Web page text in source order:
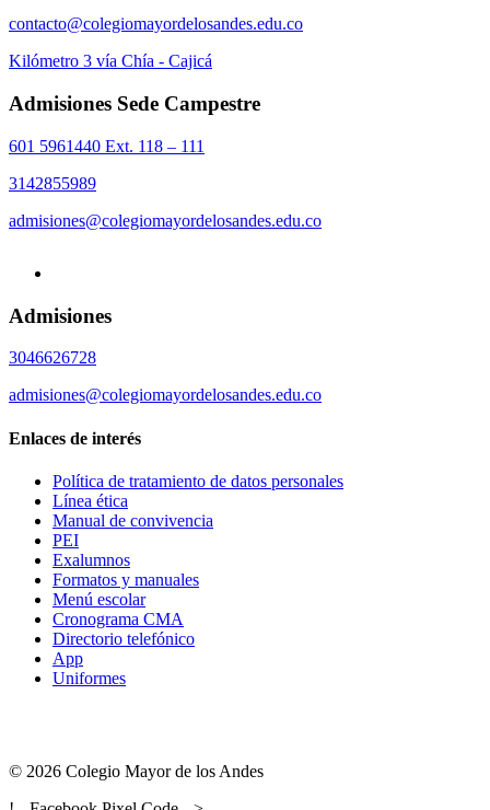
contacto@colegiomayordelosandes.edu.co
Kilómetro 3 vía Chía - Cajicá
Admisiones Sede Campestre
601 5961440 Ext. 118 – 111
3142855989
admisiones@colegiomayordelosandes.edu.co
Admisiones
3046626728
admisiones@colegiomayordelosandes.edu.co
Enlaces de interés
Política de tratamiento de datos personales
Línea ética
Manual de convivencia
PEI
Exalumnos
Formatos y manuales
Menú escolar
Cronograma CMA
Directorio telefónico
App
Uniformes
© 2026 Colegio Mayor de los Andes